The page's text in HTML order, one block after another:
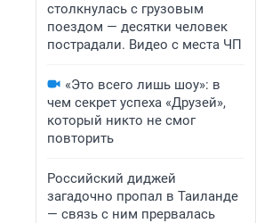
столкнулась с грузовым
поездом — десятки человек
пострадали. Видео с места ЧП
«Это всего лишь шоу»: в
чем секрет успеха «Друзей»,
который никто не смог
повторить
Российский диджей
загадочно пропал в Таиланде
— связь с ним прервалась